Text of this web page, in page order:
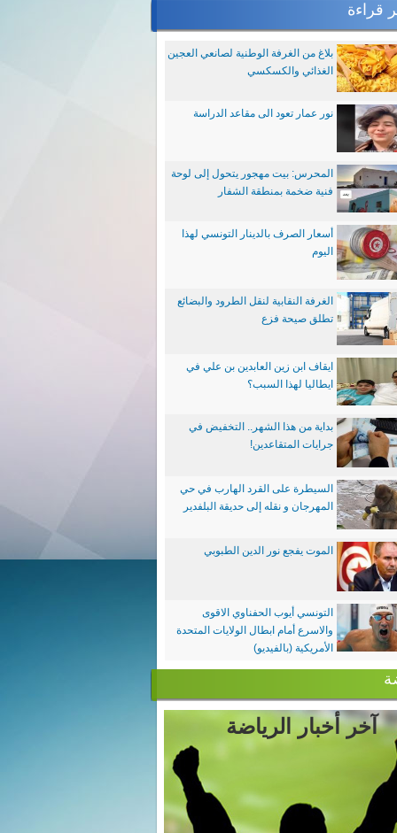
قراءة
بلاغ من الغرفة الوطنية لصانعي العجين
الغذائي والكسكسي
نور عمار تعود الى مقاعد الدراسة
المحرس: بيت مهجور يتحول إلى لوحة
فنية ضخمة بمنطقة الشفار
أسعار الصرف بالدينار التونسي لهذا
اليوم
الغرفة النقابية لنقل الطرود والبضائع
تطلق صيحة فزع
ايقاف ابن زين العابدين بن علي في
ايطاليا لهذا السبب؟
بداية من هذا الشهر.. التخفيض في
جرايات المتقاعدين!
السيطرة على القرد الهارب في حي
المهرجان و نقله إلى حديقة البلفدير
الموت يفجع نور الدين الطبوبي
التونسي أيوب الحفناوي الاقوى
والاسرع أمام ابطال الولايات المتحدة
الأمريكية (بالفيديو)
آخر أخبار الرياضة